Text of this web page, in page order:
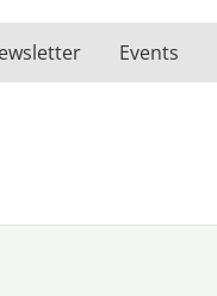
Events